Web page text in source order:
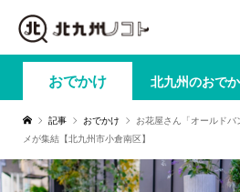
おでかけ 北九州のおで
記事 おでかけ
お花屋さん「オールド
メが集結【北九州市小倉南区】